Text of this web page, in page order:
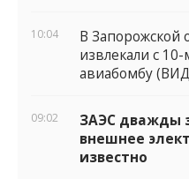
10:04
В Запорожской
извлекали с
авиабомбу
09:02
ЗАЭС дважды
внешнее
известно